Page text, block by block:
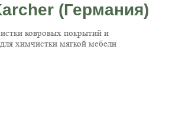
(Германия)
ковровых покрытий и
химчистки мягкой мебели